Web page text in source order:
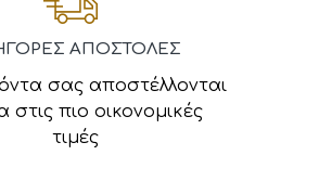
ΑΠΟΣΤΟΛΕΣ
σας αποστέλλονται
στις πιο οικονομικές
τιμές